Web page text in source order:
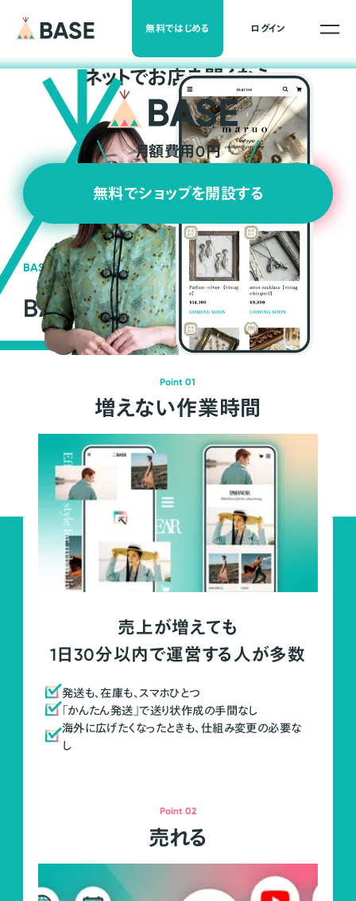
無料ではじめる ログイン
ネットでお店を開くなら
月額費用0円
無料でショップを開設する
BASEの強み
BASEが強い3つの理由
Point 01
増えない作業時間
売上が増えても
1日30分以内で運営する人が多数
発送も、在庫も、スマホひとつ
「かんたん発送」で送り状作成の手間なし
海外に広げたくなったときも、仕組み変更の必要な
し
Point 02
売れる